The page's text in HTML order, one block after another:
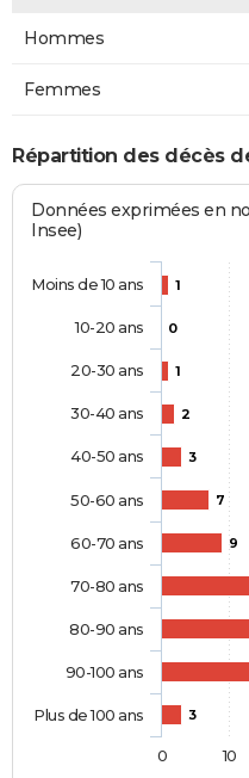
Hommes
Femmes
Répartition des décès
Données exprimées en
Insee)
1
0
1
2
3
7
9
3
Moins de 10 ans
10-20 ans
20-30 ans
30-40 ans
40-50 ans
50-60 ans
60-70 ans
70-80 ans
80-90 ans
90-100 ans
Plus de 100 ans
0 10